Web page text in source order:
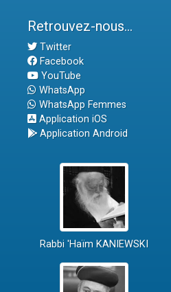
Retrouvez-nous...
Twitter
Facebook
YouTube
WhatsApp
WhatsApp Femmes
Application iOS
Application Android
Rabbi 'Haïm KANIEWSKI